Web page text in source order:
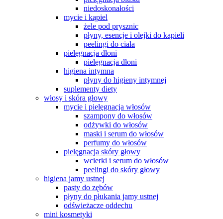
niedoskonałości
mycie i kąpiel
żele pod prysznic
płyny, esencje i olejki do kąpieli
peelingi do ciała
pielęgnacja dłoni
pielęgnacja dłoni
higiena intymna
płyny do higieny intymnej
suplementy diety
włosy i skóra głowy
mycie i pielęgnacja włosów
szampony do włosów
odżywki do włosów
maski i serum do włosów
perfumy do włosów
pielęgnacja skóry głowy
wcierki i serum do włosów
peelingi do skóry głowy
higiena jamy ustnej
pasty do zębów
płyny do płukania jamy ustnej
odświeżacze oddechu
mini kosmetyki